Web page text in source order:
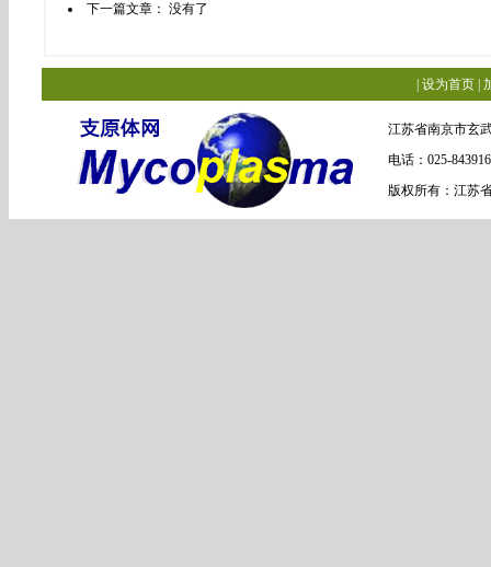
下一篇文章： 没有了
设为首页|
江苏省南京市玄
电话：025-
版权所有：江苏